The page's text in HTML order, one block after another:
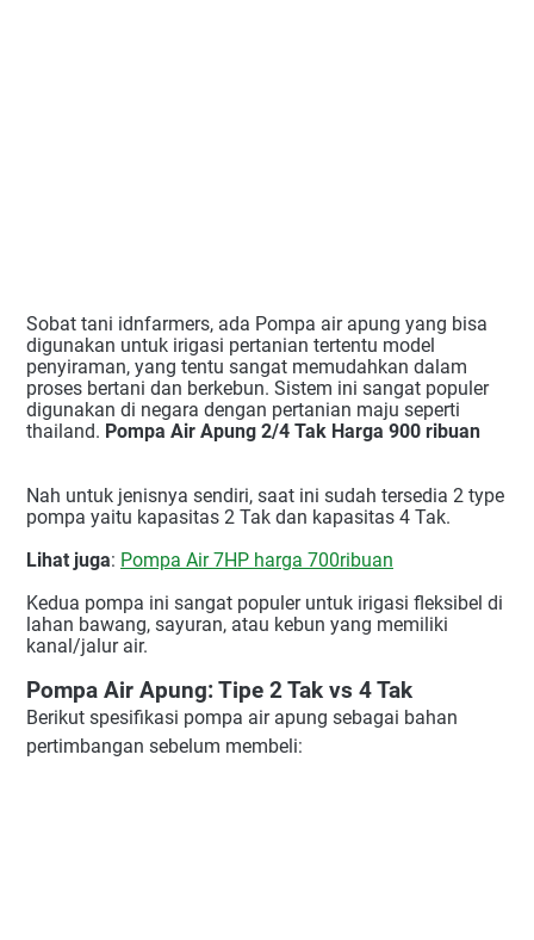
Sobat tani idnfarmers, ada Pompa air apung yang bisa
digunakan untuk irigasi pertanian tertentu model
penyiraman, yang tentu sangat memudahkan dalam
proses bertani dan berkebun. Sistem ini sangat populer
digunakan di negara dengan pertanian maju seperti
thailand. Pompa Air Apung 2/4 Tak Harga 900 ribuan
Nah untuk jenisnya sendiri, saat ini sudah tersedia 2 type
pompa yaitu kapasitas 2 Tak dan kapasitas 4 Tak.
Lihat juga: Pompa Air 7HP harga 700ribuan
Kedua pompa ini sangat populer untuk irigasi fleksibel di
lahan bawang, sayuran, atau kebun yang memiliki
kanal/jalur air.
Pompa Air Apung: Tipe 2 Tak vs 4 Tak
Berikut spesifikasi pompa air apung sebagai bahan
pertimbangan sebelum membeli: